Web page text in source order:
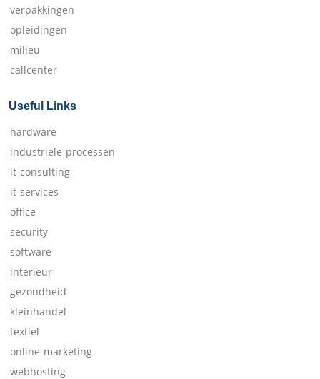
verpakkingen
opleidingen
milieu
callcenter
Useful Links
hardware
industriele-processen
it-consulting
it-services
office
security
software
interieur
gezondheid
kleinhandel
textiel
online-marketing
webhosting